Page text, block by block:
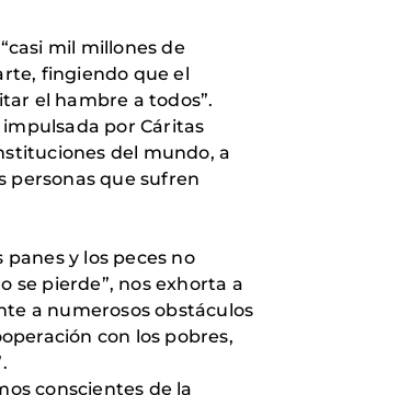
mil millones de
fingiendo que el
el hambre a todos”.
por Cáritas
del mundo, a
personas que sufren
y los peces no
se pierde”, nos exhorta a
a numerosos obstáculos
con los pobres,
conscientes de la